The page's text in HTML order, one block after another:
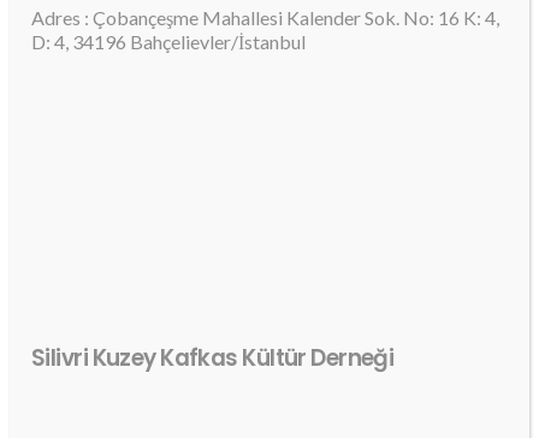
Adres : Çobançeşme Mahallesi Kalender Sok. No: 16 K: 4,
D: 4, 34196 Bahçelievler/İstanbul
Silivri Kuzey Kafkas Kültür Derneği